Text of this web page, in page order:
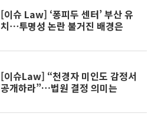
[이슈 Law] ‘퐁피두 센터’ 부산 유
치⋯투명성 논란 불거진 배경은
[이슈Law] “천경자 미인도 감정서
공개하라”…법원 결정 의미는